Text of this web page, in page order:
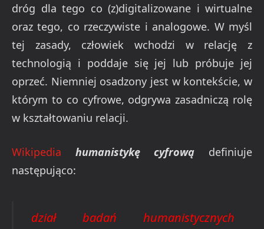
dróg dla tego co (z)digitalizowane i wirtualne
oraz tego, co rzeczywiste i analogowe. W myśl
tej zasady, człowiek wchodzi w relację z
technologią i poddaje się jej lub próbuje jej
oprzeć. Niemniej osadzony jest w kontekście, w
którym to co cyfrowe, odgrywa zasadniczą rolę
w kształtowaniu relacji.
Wikipedia humanistykę cyfrową definiuje
następująco:
dział badań humanistycznych